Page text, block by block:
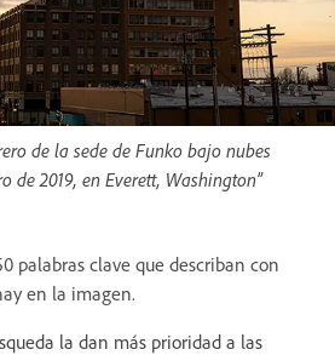
de la sede de Funko bajo nubes
de 2019, en Everett, Washington”
palabras clave que describan con
en la imagen.
la dan más prioridad a las